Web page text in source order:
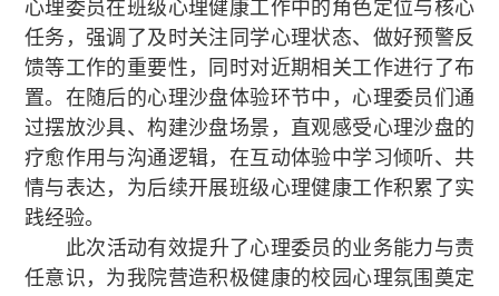
心理委员在班级心理健康工作中的角色定位与核心
任务，强调了及时关注同学心理状态、做好预警反
馈等工作的重要性，同时对近期相关工作进行了布
置。在随后的心理沙盘体验环节中，心理委员们通
过摆放沙具、构建沙盘场景，直观感受心理沙盘的
疗愈作用与沟通逻辑，在互动体验中学习倾听、共
情与表达，为后续开展班级心理健康工作积累了实
践经验。
此次活动有效提升了心理委员的业务能力与责
任意识，为我院营造积极健康的校园心理氛围奠定